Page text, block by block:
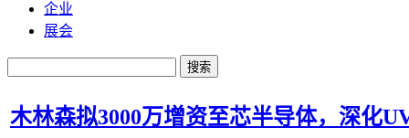
企业
展会
木林森拟3000万增资至芯半导体，深化